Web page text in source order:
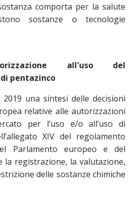
comporta per la salute
sostanze o tecnologie
all'uso del
pentazinco
una sintesi delle decisioni
relative alle autorizzazioni
per l’uso e/o all’uso di
XIV del regolamento
Parlamento europeo e del
la registrazione, la valutazione,
delle sostanze chimiche